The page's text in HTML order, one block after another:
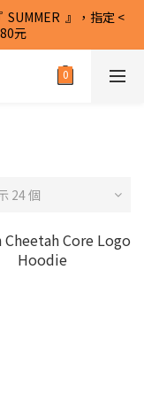
』，指定 <
元
24 個